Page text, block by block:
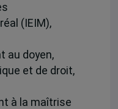
(IEIM),
au doyen,
et de droit,
à la maîtrise